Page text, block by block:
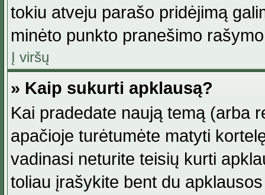
tokiu atveju parašo pridėjimą
minėto punkto pranešimo
Į viršų
» Kaip sukurti apklausą?
Kai pradedate naują temą (arba
apačioje turėtumėte matyti
vadinasi neturite teisių kurti
toliau įrašykite bent du